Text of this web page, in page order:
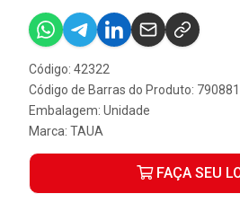
Código: 42322
Código de Barras do Produto:
Embalagem: Unidade
Marca: TAUA
FAÇA SEU